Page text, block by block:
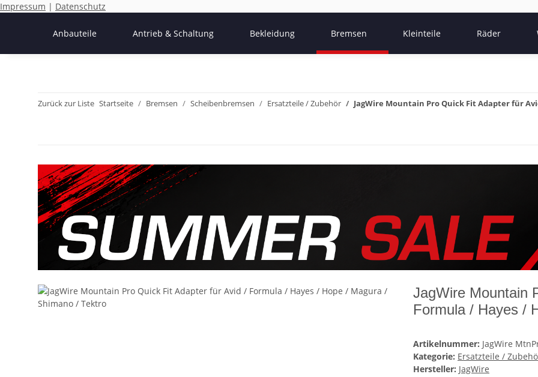
Impressum | Datenschutz
Anbauteile Antrieb & Schaltung Bekleidung Bremsen Kleinteile Räder
Zurück zur Liste Startseite Bremsen Scheibenbremsen Ersatzteile / Zubehör JagWire Mountain Pro Quick Fit Adapter für
JagWire Mountain
Formula / Hayes /
Artikelnummer: JagWire
Kategorie: Ersatzteile /
Hersteller: JagWire